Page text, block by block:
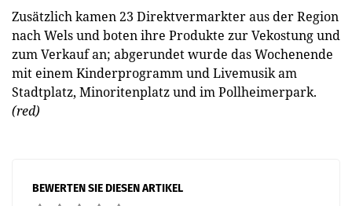
Zusätzlich kamen 23 Direktvermarkter aus der Region
nach Wels und boten ihre Produkte zur Vekostung und
zum Verkauf an; abgerundet wurde das Wochenende
mit einem Kinderprogramm und Livemusik am
Stadtplatz, Minoritenplatz und im Pollheimerpark.
(red)
BEWERTEN SIE DIESEN ARTIKEL